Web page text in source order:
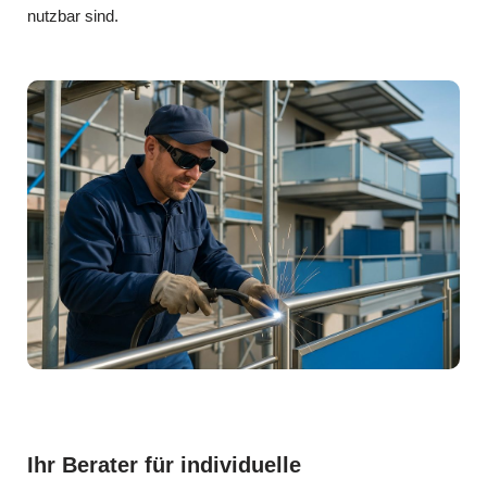
nutzbar sind.
Ihr Berater für individuelle